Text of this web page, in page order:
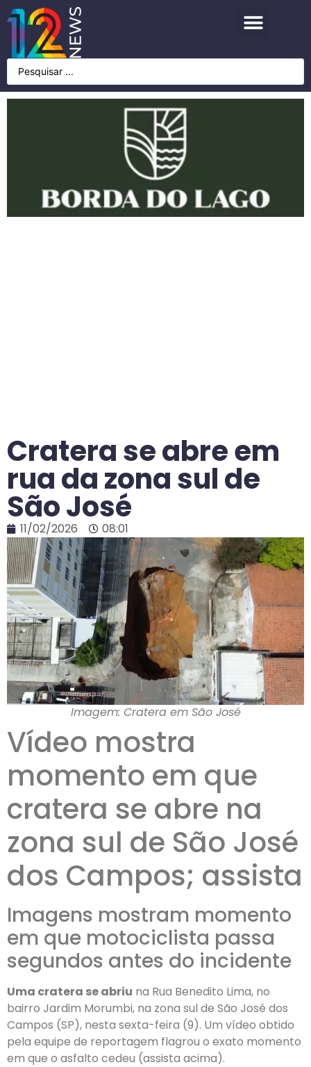
Cratera se abre em
rua da zona sul de
São José
11/02/2026 08:01
Imagem: Cratera em São José
Vídeo mostra
momento em que
cratera se abre na
zona sul de São José
dos Campos; assista
Imagens mostram momento
em que motociclista passa
segundos antes do incidente
Uma cratera se abriu na Rua Benedito Lima, no
bairro Jardim Morumbi, na zona sul de São José dos
Campos (SP), nesta sexta-feira (9). Um vídeo obtido
pela equipe de reportagem flagrou o exato momento
em que o asfalto cedeu (assista acima).